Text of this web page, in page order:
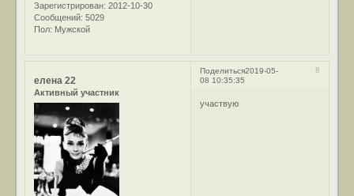
Зарегистрирован: 2012-10-30
Сообщений: 5029
Пол: Мужской
Поделиться 8
2019-05-
08 10:35:35
елена 22
Активный участник
участвую